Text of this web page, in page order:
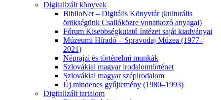
Digitalizált könyvek
BiblioNet – Digitális Könyvtár (kulturális
örökségünk Csallóközre vonatkozó anyagai)
Fórum Kisebbségkutató Intézet saját kiadványai
Múzeumi Híradó – Spravodaj Múzea (1977–
2021)
Néprajzi és történelmi munkák
Szlovákiai magyar irodalomtörténet
Szlovákiai magyar szépirodalom
Új mindenes gyűjtemény (1980–1993)
Digitalizált tartalom